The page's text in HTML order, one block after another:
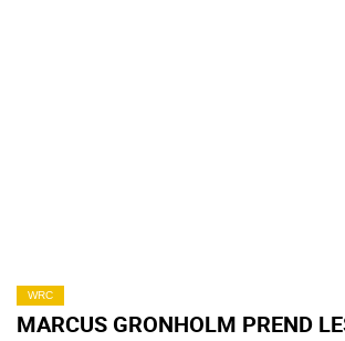
WRC
MARCUS GRONHOLM PREND